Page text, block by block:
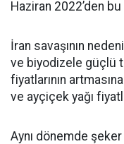
Haziran 2022’den
İran savaşının
ve biyodizele güçlü
fiyatlarının
ve ayçiçek yağı
Aynı dönemde şeker